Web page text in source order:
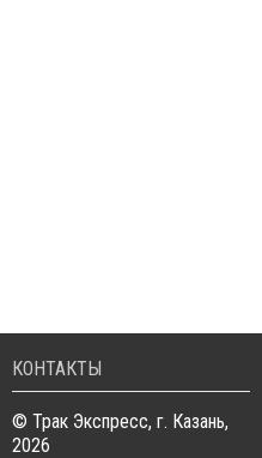
КОНТАКТЫ
© Трак Экспресс, г. Казань,
2026